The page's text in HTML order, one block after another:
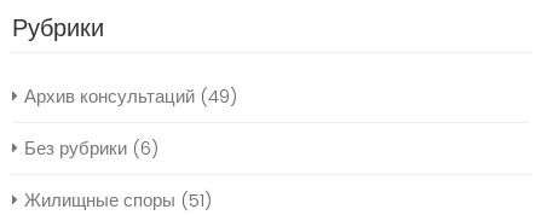
Рубрики
Архив консультаций (49)
Без рубрики (6)
Жилищные споры (51)